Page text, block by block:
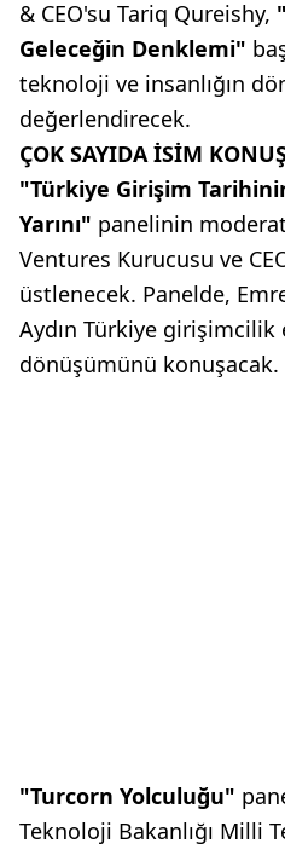
& CEO'su Tariq Qureishy,
Geleceğin Denklemi"
teknoloji ve insanlığın
değerlendirecek.
ÇOK SAYIDA İSİM
"Türkiye Girişim
Yarını" panelinin
Ventures Kurucusu ve
üstlenecek. Panelde,
Aydın Türkiye
dönüşümünü konuşacak.
"Turcorn Yolculuğu"
Teknoloji Bakanlığı Milli